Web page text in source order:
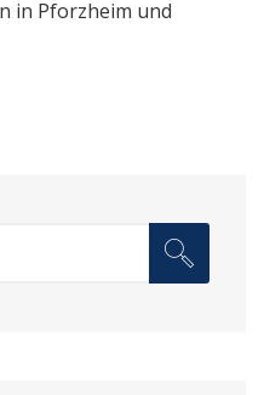
in Pforzheim und